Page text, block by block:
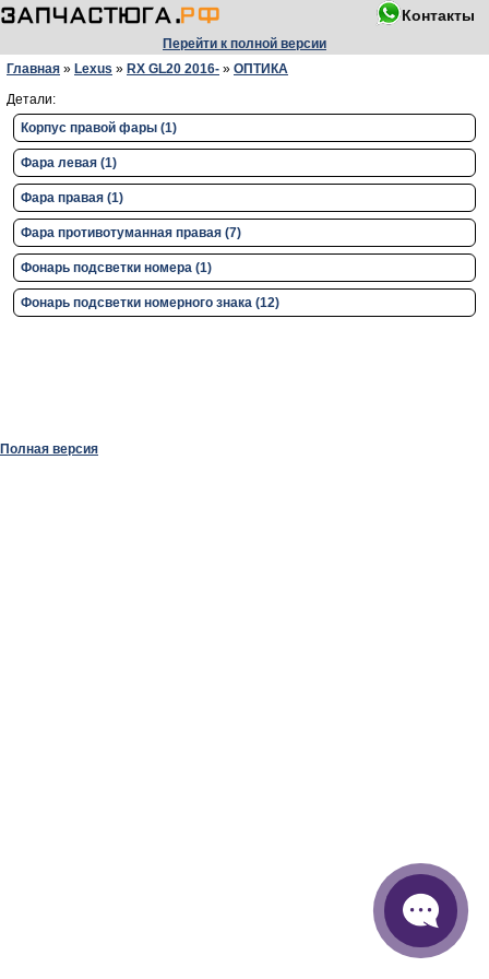
Контакты
Перейти к полной версии
Главная » Lexus » RX GL20 2016- » ОПТИКА
Детали:
Корпус правой фары (1)
Фара левая (1)
Фара правая (1)
Фара противотуманная правая (7)
Фонарь подсветки номера (1)
Фонарь подсветки номерного знака (12)
Полная версия